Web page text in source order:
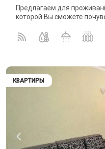
Предлагаем для
которой Вы сможете
КВАРТИРЫ